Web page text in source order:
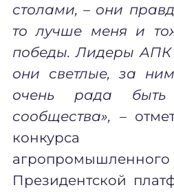
столами, – они
то лучше меня и
победы. Лидеры АПК
они светлые, за
очень рада быть
сообщества», –
Президентской